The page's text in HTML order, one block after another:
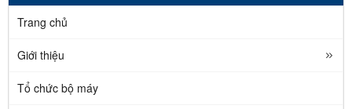
Trang chủ
Giới thiệu
Tổ chức bộ máy